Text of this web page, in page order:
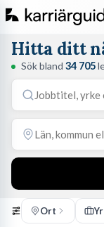
Hitta ditt
Sök bland 34 705
Ort